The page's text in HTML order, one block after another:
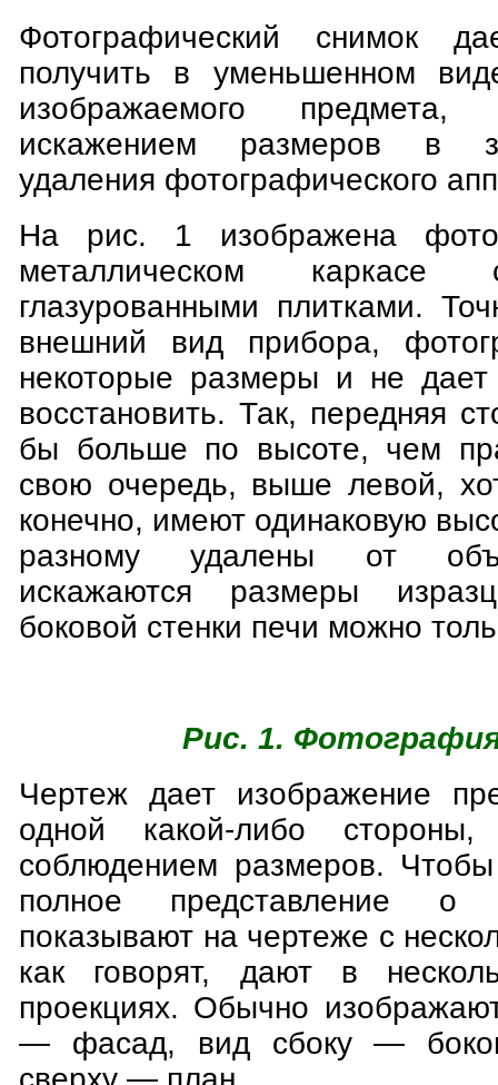
Фотографический снимок
получить в уменьшенном
изображаемого
искажением размеров в
удаления фотографического
На рис. 1 изображена
металлическом каркасе
глазурованными плитками.
внешний вид прибора,
некоторые размеры и не дает
восстановить. Так, передняя
бы больше по высоте, чем
свою очередь, выше левой,
конечно, имеют одинаковую
разному удалены от
искажаются размеры
боковой стенки печи можно
Рис. 1.
Чертеж дает изображение
одной какой-либо
соблюдением размеров.
полное представление о
показывают на чертеже с
как говорят, дают в
проекциях. Обычно
— фасад, вид сбоку —